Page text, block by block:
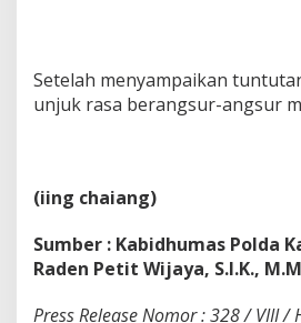
Setelah menyampaikan
unjuk rasa berangsur-angsur
(iing chaiang)
Sumber : Kabidhumas Polda
Raden Petit Wijaya, S.I.K.,
Press Release Nomor : 328 / VIII